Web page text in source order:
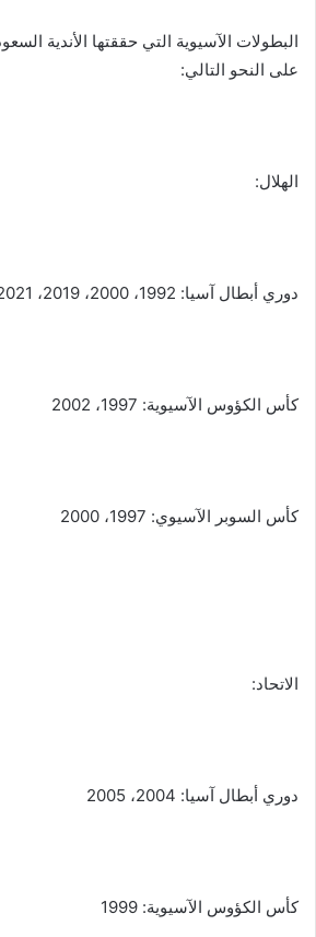
على النحو التالي:
الهلال:
دوري أبطال آسيا: 1992، 2000، 2019، 2021
كأس الكؤوس الآسيوية: 1997، 2002
كأس السوبر الآسيوي: 1997، 2000
الاتحاد:
دوري أبطال آسيا: 2004، 2005
كأس الكؤوس الآسيوية: 1999